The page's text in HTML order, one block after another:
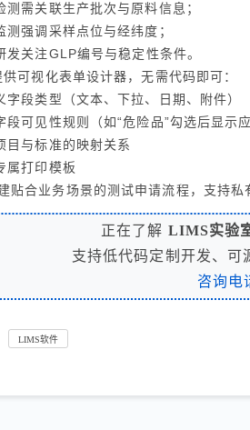
测需关联生产批次与原料信息；
测强调采样点位与经纬度；
发关注GLP编号与稳定性条件。
可视化表单设计器，无需代码即可：
字段类型（文本、下拉、日期、附件）
段可见性规则（如“危险品”勾选后显示
目与标准的映射关系
属打印模板
贴合业务场景的测试申请流程，支持私
正在了解 LIMS实验
支持低代码定制开发、可
咨询电
LIMS软件